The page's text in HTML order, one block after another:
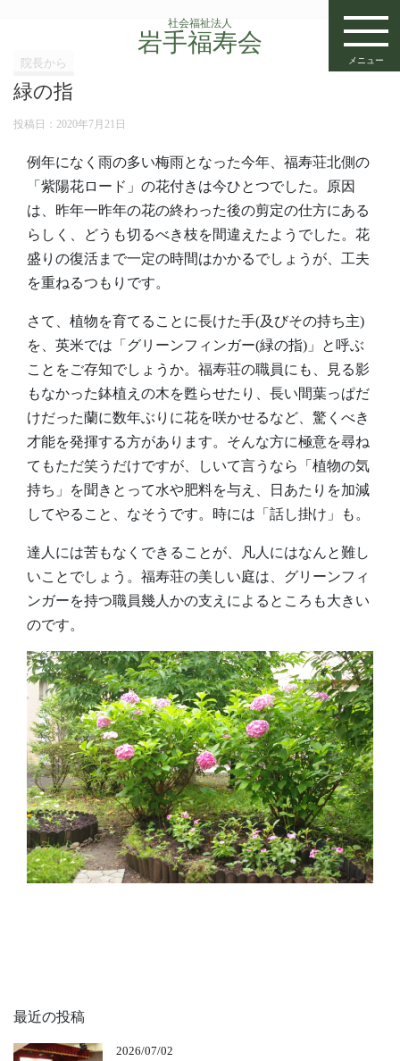
社会福祉法人
岩手福寿会
メニュー
院長から
緑の指
投稿日： 2020年7月21日
例年になく雨の多い梅雨となった今年、福寿荘北側の
「紫陽花ロード」の花付きは今ひとつでした。原因
は、昨年一昨年の花の終わった後の剪定の仕方にある
らしく、どうも切るべき枝を間違えたようでした。花
盛りの復活まで一定の時間はかかるでしょうが、工夫
を重ねるつもりです。
さて、植物を育てることに長けた手(及びその持ち主)
を、英米では「グリーンフィンガー(緑の指)」と呼ぶ
ことをご存知でしょうか。福寿荘の職員にも、見る影
もなかった鉢植えの木を甦らせたり、長い間葉っぱだ
けだった蘭に数年ぶりに花を咲かせるなど、驚くべき
才能を発揮する方があります。そんな方に極意を尋ね
てもただ笑うだけですが、しいて言うなら「植物の気
持ち」を聞きとって水や肥料を与え、日あたりを加減
してやること、なそうです。時には「話し掛け」も。
達人には苦もなくできることが、凡人にはなんと難し
いことでしょう。福寿荘の美しい庭は、グリーンフィ
ンガーを持つ職員幾人かの支えによるところも大きい
のです。
最近の投稿
2026/07/02